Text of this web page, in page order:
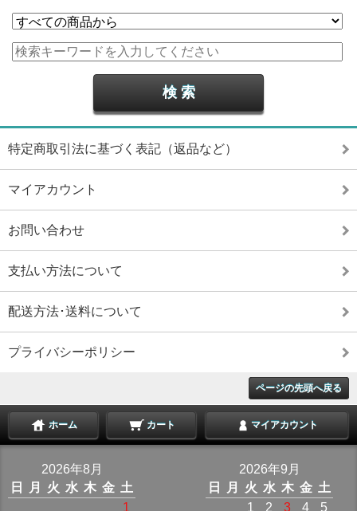
特定商取引法に基づく表記（返品など）
マイアカウント
お問い合わせ
支払い方法について
配送方法･送料について
プライバシーポリシー
ページの先頭へ戻る
ホーム カート マイアカウント
2026年8月
日
月 火 水 木 金 土
1
2026年9月
日
月 火 水 木 金 土
1
2 3 4 5